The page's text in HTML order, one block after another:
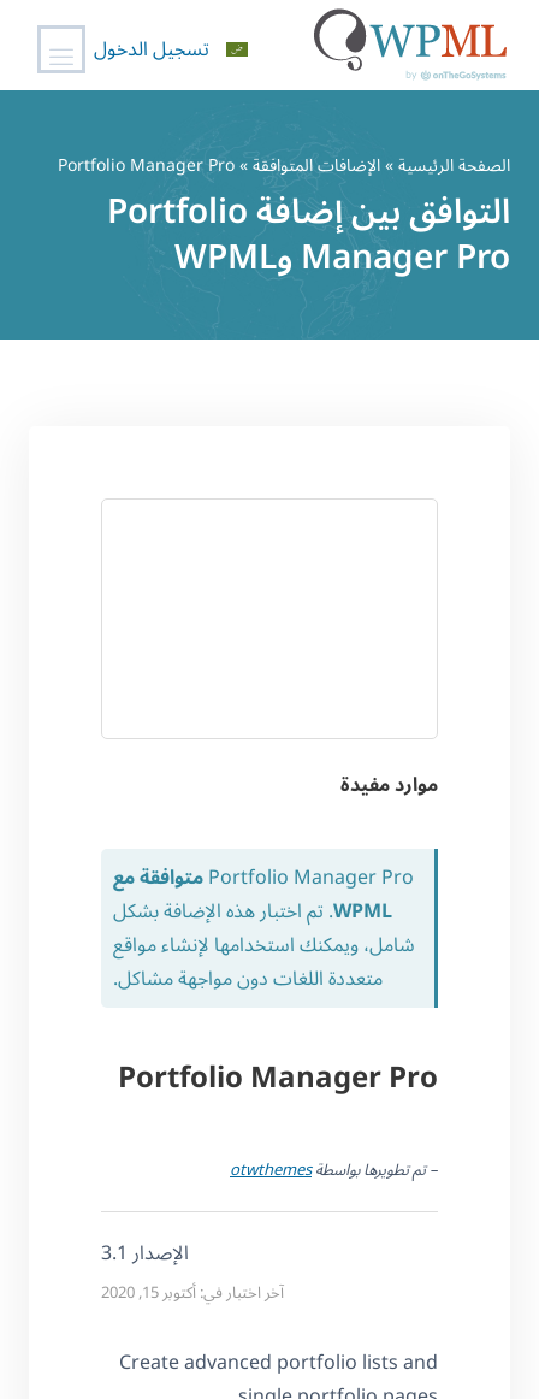
المحتوى
تسجيل الدخول
الصفحة الرئيسية»الإضافات المتوافقة» Portfolio Manager Pro
التوافق بين إضافة Portfolio
Manager Pro وWPML
موارد مفيدة
Portfolio Manager Proمتوافقة مع
WPML. تم اختبار هذه الإضافة بشكل
شامل، ويمكنك استخدامها لإنشاء مواقع
متعددة اللغات دون مواجهة مشاكل.
Portfolio Manager Pro
– تم تطويرها بواسطةotwthemes
الإصدار 3.1
آخر اختبار في: أكتوبر 15, 2020
Create advanced portfolio lists and